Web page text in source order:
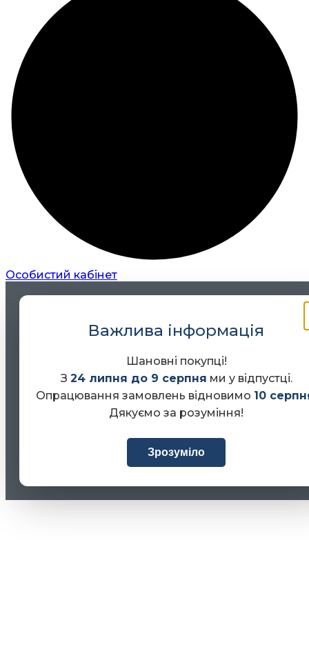
Особистий кабінет
Важлива інформація
Шановні покупці!
З 24 липня до 9 серпня ми у відпустці.
Опрацювання замовлень відновимо 10
Дякуємо за розуміння!
Зрозуміло